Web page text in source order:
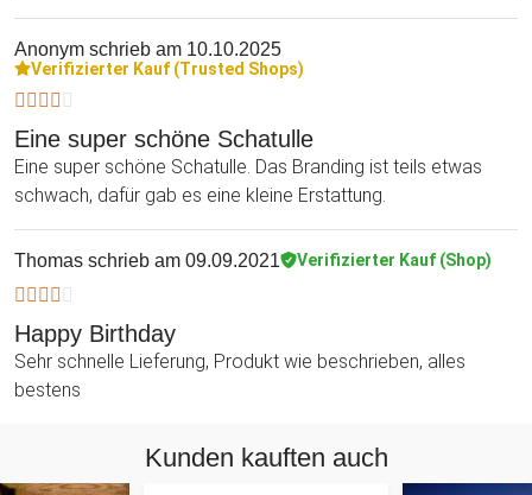
Anonym schrieb am 10.10.2025
Verifizierter Kauf (Trusted Shops)
Eine super schöne Schatulle
Eine super schöne Schatulle. Das Branding ist teils etwas
schwach, dafür gab es eine kleine Erstattung.
Thomas schrieb am 09.09.2021 Verifizierter Kauf (Shop)
Happy Birthday
Sehr schnelle Lieferung, Produkt wie beschrieben, alles
bestens
Kunden kauften auch